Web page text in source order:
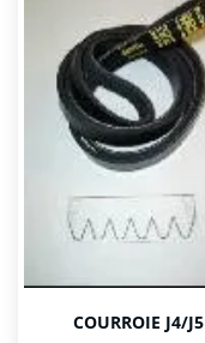
COURROIE J4/J5